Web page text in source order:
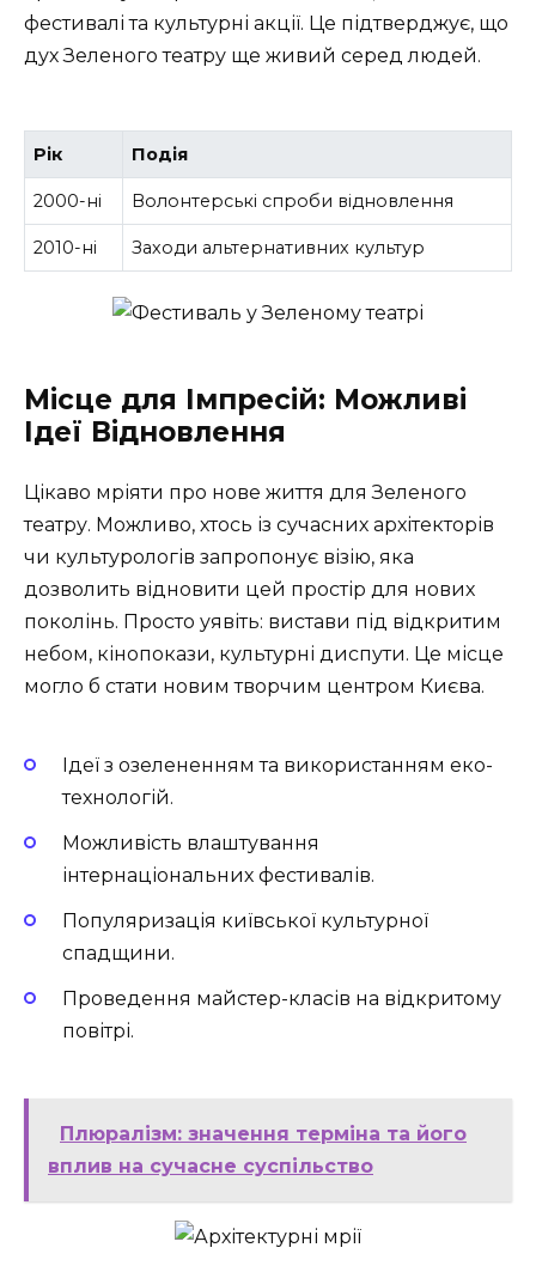
фестивалі та культурні акції. Це підтверджує, що
дух Зеленого театру ще живий серед людей.
Рік Подія
2000-ні Волонтерські спроби відновлення
2010-ні Заходи альтернативних культур
Місце для Імпресій: Можливі
Ідеї Відновлення
Цікаво мріяти про нове життя для Зеленого
театру. Можливо, хтось із сучасних архітекторів
чи культурологів запропонує візію, яка
дозволить відновити цей простір для нових
поколінь. Просто уявіть: вистави під відкритим
небом, кінопокази, культурні диспути. Це місце
могло б стати новим творчим центром Києва.
Ідеї з озелененням та використанням еко-
технологій.
Можливість влаштування
інтернаціональних фестивалів.
Популяризація київської культурної
спадщини.
Проведення майстер-класів на відкритому
повітрі.
Плюралізм: значення терміна та його
вплив на сучасне суспільство